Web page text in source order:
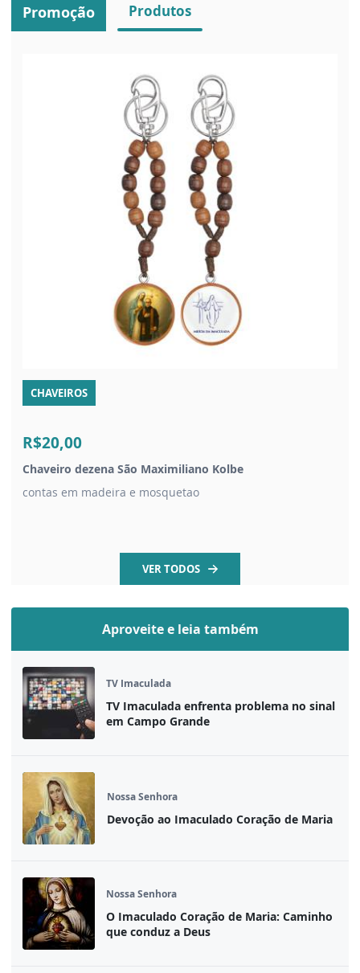
Promoção Produtos
CHAVEIROS
R$20,00
Chaveiro dezena São Maximiliano Kolbe
contas em madeira e mosquetao
VER TODOS
Aproveite e leia também
TV Imaculada
TV Imaculada enfrenta problema no sinal
em Campo Grande
Nossa Senhora
Devoção ao Imaculado Coração de Maria
Nossa Senhora
O Imaculado Coração de Maria: Caminho
que conduz a Deus